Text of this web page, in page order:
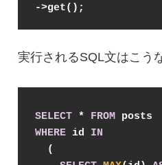
->get();
実行されるSQL文はこう
SELECT * FROM
WHERE id IN
  (